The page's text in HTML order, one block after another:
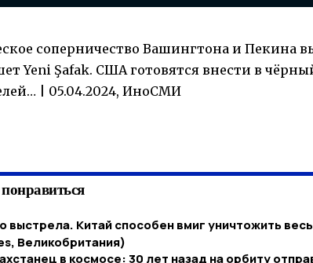
соперничество Вашингтона и Пекина
Yeni Şafak. США готовятся внести в
| 05.04.2024, ИноСМИ
выстрела. Китай способен вмиг уничтожить
Великобритания)
в космосе: 30 лет назад на орбиту